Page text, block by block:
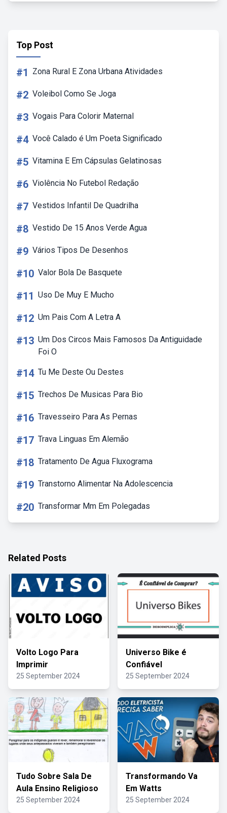
Top Post
#1 Zona Rural E Zona Urbana Atividades
#2 Voleibol Como Se Joga
#3 Vogais Para Colorir Maternal
#4 Você Calado é Um Poeta Significado
#5 Vitamina E Em Cápsulas Gelatinosas
#6 Violência No Futebol Redação
#7 Vestidos Infantil De Quadrilha
#8 Vestido De 15 Anos Verde Agua
#9 Vários Tipos De Desenhos
#10 Valor Bola De Basquete
#11 Uso De Muy E Mucho
#12 Um Pais Com A Letra A
#13 Um Dos Circos Mais Famosos Da Antiguidade
Foi O
#14 Tu Me Deste Ou Destes
#15 Trechos De Musicas Para Bio
#16 Travesseiro Para As Pernas
#17 Trava Linguas Em Alemão
#18 Tratamento De Agua Fluxograma
#19 Transtorno Alimentar Na Adolescencia
#20 Transformar Mm Em Polegadas
Related Posts
Volto Logo Para
Imprimir
25 September 2024
Universo Bike é
Confiável
25 September 2024
Tudo Sobre Sala De
Aula Ensino Religioso
25 September 2024
Transformando Va
Em Watts
25 September 2024